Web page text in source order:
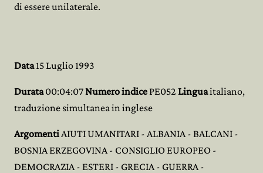
di essere unilaterale.
Data15 Luglio 1993
Durata00:04:07Numero indice PE052 Linguaitaliano,
traduzione simultanea in inglese
ArgomentiAIUTI UMANITARI - ALBANIA - BALCANI -
BOSNIA ERZEGOVINA - CONSIGLIO EUROPEO -
DEMOCRAZIA - ESTERI - GRECIA - GUERRA -